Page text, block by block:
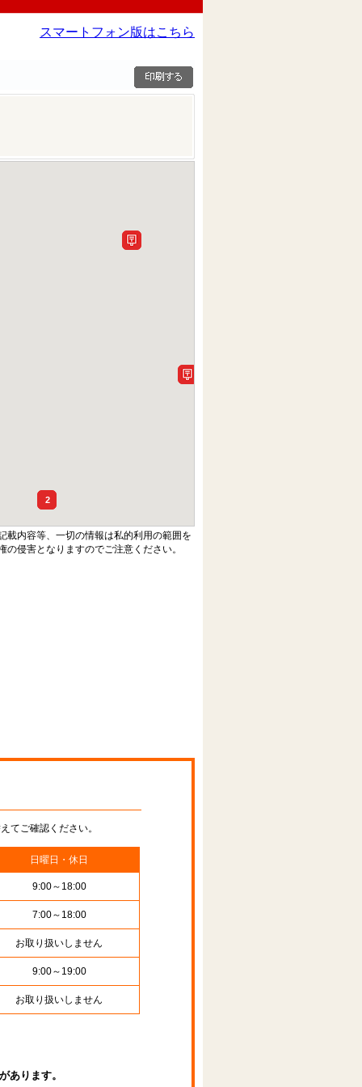
スマートフォン版はこちら
2
載内容等、一切の情報は私的利用の範囲を
侵害となりますのでご注意ください。
てご確認ください。
日曜日・休日
9:00～18:00
7:00～18:00
お取り扱いしません
9:00～19:00
お取り扱いしません
あります。